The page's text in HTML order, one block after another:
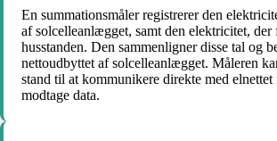
En summationsmåler registrerer den
af solcelleanlægget, samt den elektricitet, der
husstanden. Den sammenligner disse tal og
nettoudbyttet af solcelleanlægget. Måleren
stand til at kommunikere direkte med elnettet
modtage data.